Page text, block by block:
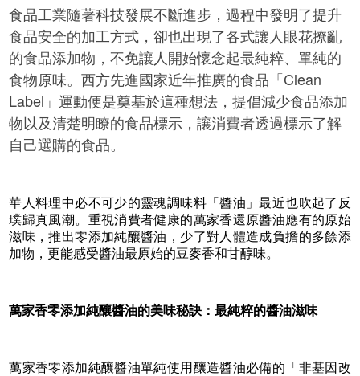
食品工業隨著科技發展不斷進步，過程中發明了提升
食品安全的加工方式，卻也出現了各式讓人眼花撩亂
的食品添加物，不免讓人開始懷念起最純粹、單純的
食物原味。西方先進國家近年推廣的食品「Clean
Label」運動便是奠基於這種想法，提倡減少食品添加
物以及清楚明瞭的食品標示，讓消費者透過標示了解
自己選購的食品。
華人料理中必不可少的靈魂調味料「醬油」最近也吹起了反
璞歸真風潮。重視消費者健康的萬家香還原醬油應有的原始
滋味，推出零添加純釀醬油，少了對人體造成負擔的多餘添
加物，更能感受醬油最原始的豆麥香和甘醇味。
萬家香零添加純釀醬油的美味秘訣：最純粹的醬油滋味
萬家香零添加純釀醬油單純使用釀造醬油必備的「非基因改